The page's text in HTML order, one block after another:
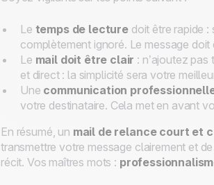
Le temps de lecturedoit être rapide :
complètement ignoré. Le message
Le mail doit être clair : n’ajoutez
et direct : la simplicité sera votre
Une communication
votre destinataire. Cela met en avant
En résumé, un mail de relance court et
transmettre votre message clairement et
récit. Vos maîtres mots :